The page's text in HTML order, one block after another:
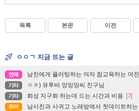
목록 본문 이전
ㅇㅇㄱ 지금 뜨는 글
연예 남친에게 플러팅하는 여자 참교육하는 여친
기타 ㅇㅎ) 유투바 앙밍망씨 친구님
기타 화성 지구화 하는데 드는 시간과 비용 [7]
유머 남사친과 사귀고 노래방에서 첫데이트하